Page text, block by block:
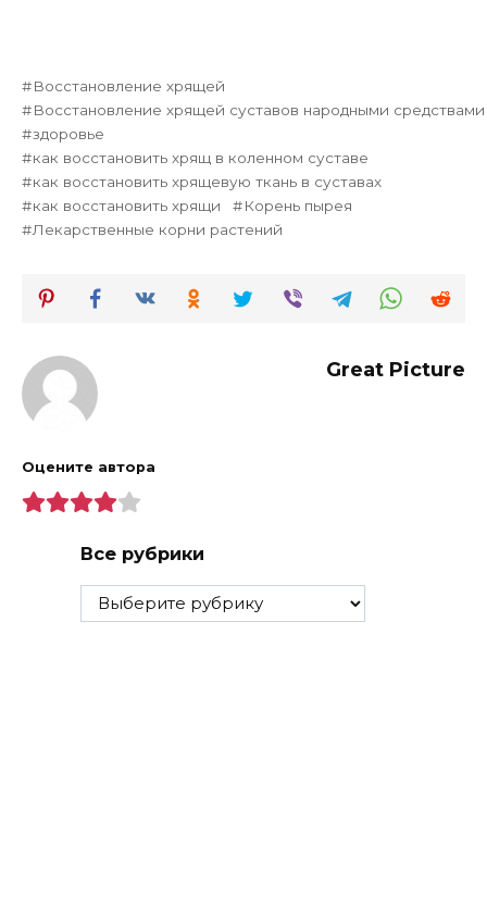
Восстановление хрящей
Восстановление хрящей суставов народными средствами
здоровье
как восстановить хрящ в коленном суставе
как восстановить хрящевую ткань в суставах
как восстановить хрящи
Корень пырея
Лекарственные корни растений
Great Picture
Оцените автора
Все рубрики
Все
рубрики